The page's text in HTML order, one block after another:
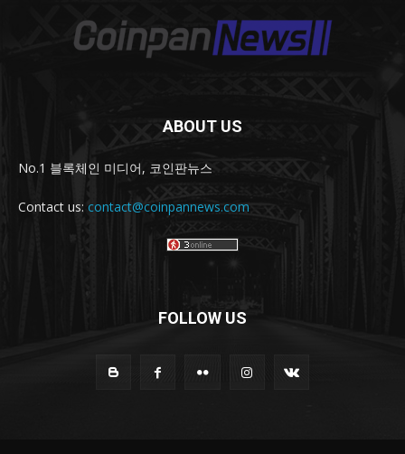
ABOUT US
No.1 블록체인 미디어, 코인판뉴스
Contact us: contact@coinpannews.com
FOLLOW US